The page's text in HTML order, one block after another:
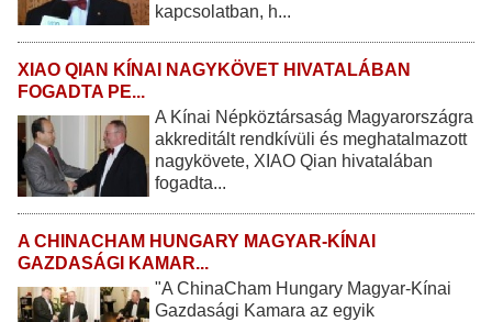
kapcsolatban, h...
XIAO QIAN KÍNAI NAGYKÖVET HIVATALÁBAN
FOGADTA PE...
A Kínai Népköztársaság Magyarországra
akkreditált rendkívüli és meghatalmazott
nagykövete, XIAO Qian hivatalában
fogadta...
A CHINACHAM HUNGARY MAGYAR-KÍNAI
GAZDASÁGI KAMAR...
"A ChinaCham Hungary Magyar-Kínai
Gazdasági Kamara az egyik